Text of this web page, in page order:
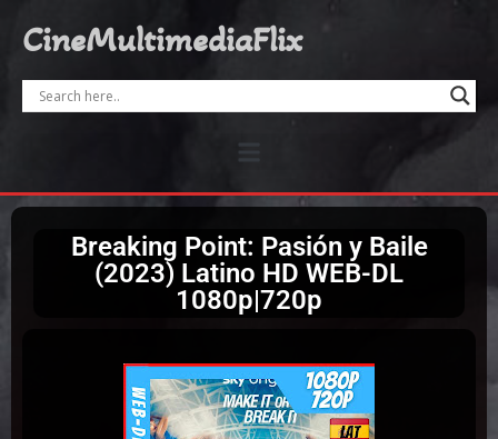
CineMultimediaFlix
Breaking Point: Pasión y Baile
(2023) Latino HD WEB-DL
1080p|720p